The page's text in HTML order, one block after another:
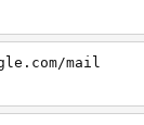
mail